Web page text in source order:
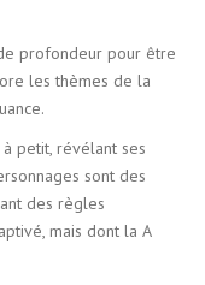
profondeur pour être
les thèmes de la
petit, révélant ses
sont des
des règles
mais dont la A